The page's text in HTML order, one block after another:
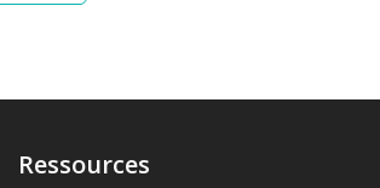
Ressources